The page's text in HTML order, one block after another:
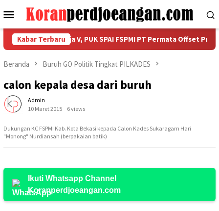
ke
Menu
Mobile
Kabar Terbaru
Unit Kerja V, PUK SPAI FSPMI PT Permata Offset Prima
Beranda Buruh GO Politik Tingkat PILKADES
calon kepala desa dari buruh
Admin
10 Maret 2015
6 views
Dukungan KC FSPMI Kab. Kota Bekasi kepada Calon Kades Sukaragam Hari
"Monong" Nurdiansah (berpakaian batik)
Ikuti Whatsapp Channel
Koranperdjoeangan.com